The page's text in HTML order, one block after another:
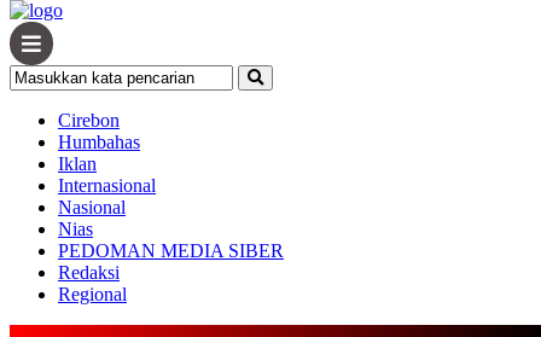
Cirebon
Humbahas
Iklan
Internasional
Nasional
Nias
PEDOMAN MEDIA SIBER
Redaksi
Regional